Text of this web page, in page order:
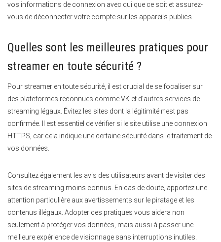
vos informations de connexion avec qui que ce soit et assurez-
vous de déconnecter votre compte sur les appareils publics.
Quelles sont les meilleures pratiques pour
streamer en toute sécurité ?
Pour streamer en toute sécurité, il est crucial de se focaliser sur
des plateformes reconnues comme VK et d’autres services de
streaming légaux. Évitez les sites dont la légitimité n’est pas
confirmée. Il est essentiel de vérifier si le site utilise une connexion
HTTPS, car cela indique une certaine sécurité dans le traitement de
vos données.
Consultez également les avis des utilisateurs avant de visiter des
sites de streaming moins connus. En cas de doute, apportez une
attention particulière aux avertissements sur le piratage et les
contenus illégaux. Adopter ces pratiques vous aidera non
seulement à protéger vos données, mais aussi à passer une
meilleure expérience de visionnage sans interruptions inutiles.